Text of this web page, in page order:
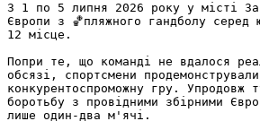
З 1 по 5 липня 2026 року у місті
Європи з 🏀пляжного гандболу
12 місце.
Попри те, що команді не вдалося
обсязі, спортсмени
конкурентоспроможну гру. Упродовж
боротьбу з провідними збірними
лише один-два м'ячі.